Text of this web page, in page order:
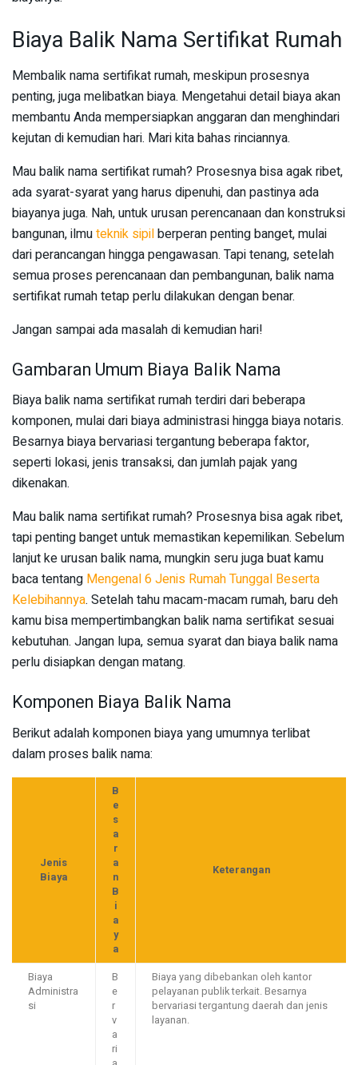
Biaya Balik Nama Sertifikat Rumah
Membalik nama sertifikat rumah, meskipun prosesnya
penting, juga melibatkan biaya. Mengetahui detail biaya akan
membantu Anda mempersiapkan anggaran dan menghindari
kejutan di kemudian hari. Mari kita bahas rinciannya.
Mau balik nama sertifikat rumah? Prosesnya bisa agak ribet,
ada syarat-syarat yang harus dipenuhi, dan pastinya ada
biayanya juga. Nah, untuk urusan perencanaan dan konstruksi
bangunan, ilmuteknik sipilberperan penting banget, mulai
dari perancangan hingga pengawasan. Tapi tenang, setelah
semua proses perencanaan dan pembangunan, balik nama
sertifikat rumah tetap perlu dilakukan dengan benar.
Jangan sampai ada masalah di kemudian hari!
Gambaran Umum Biaya Balik Nama
Biaya balik nama sertifikat rumah terdiri dari beberapa
komponen, mulai dari biaya administrasi hingga biaya notaris.
Besarnya biaya bervariasi tergantung beberapa faktor,
seperti lokasi, jenis transaksi, dan jumlah pajak yang
dikenakan.
Mau balik nama sertifikat rumah? Prosesnya bisa agak ribet,
tapi penting banget untuk memastikan kepemilikan. Sebelum
lanjut ke urusan balik nama, mungkin seru juga buat kamu
baca tentang Mengenal 6 Jenis Rumah Tunggal Beserta
Kelebihannya. Setelah tahu macam-macam rumah, baru deh
kamu bisa mempertimbangkan balik nama sertifikat sesuai
kebutuhan. Jangan lupa, semua syarat dan biaya balik nama
perlu disiapkan dengan matang.
Komponen Biaya Balik Nama
Berikut adalah komponen biaya yang umumnya terlibat
dalam proses balik nama:
Jenis
Biaya
B
e
s
a
r
a
n
B
i
a
y
a
Keterangan
Biaya
Administra
si
B
e
r
v
a
ri
Biaya yang dibebankan oleh kantor
pelayanan publik terkait. Besarnya
bervariasi tergantung daerah dan jenis
layanan.